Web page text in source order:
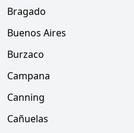
Bragado
Buenos Aires
Burzaco
Campana
Canning
Cañuelas